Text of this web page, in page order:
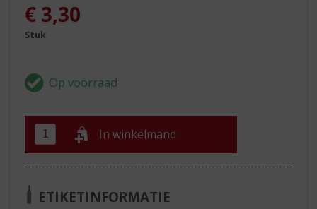
€ 3,30
Stuk
In winkelmand
ETIKETINFORMATIE